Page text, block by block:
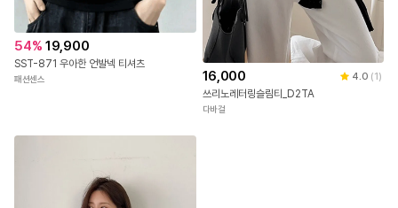
54% 19,900
SST-871 우아한 언발넥 티셔츠
패션센스 16,000 4.0 (1 )
쓰리노레터링슬림티_D2TA
다바걸